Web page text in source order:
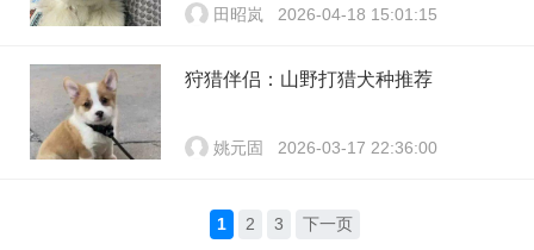
田昭岚 2026-04-18 15:01:15
狩猎伴侣：山野打猎犬种推荐
姚元固 2026-03-17 22:36:00
1 2 3 下一页